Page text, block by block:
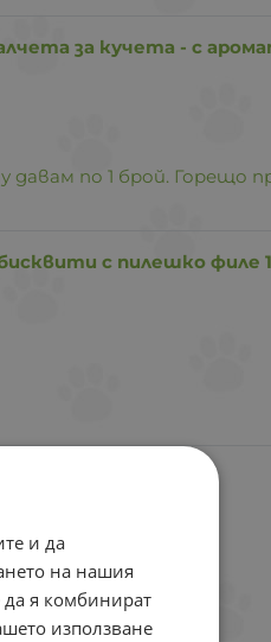
за кучета - с
давам по 1 брой. Горещо
с пилешко филе
и да
на нашия
да я комбинират
използване